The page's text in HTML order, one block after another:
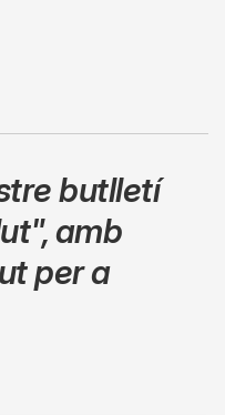
butlletí
,amb
per a